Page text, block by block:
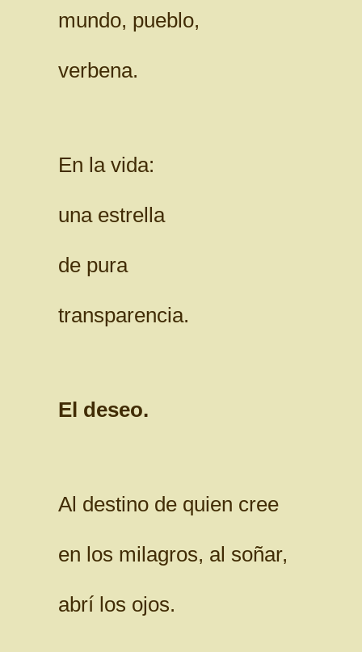
mundo, pueblo,
verbena.
En la vida:
una estrella
de pura
transparencia.
El deseo.
Al destino de quien cree
en los milagros, al soñar,
abrí los ojos.